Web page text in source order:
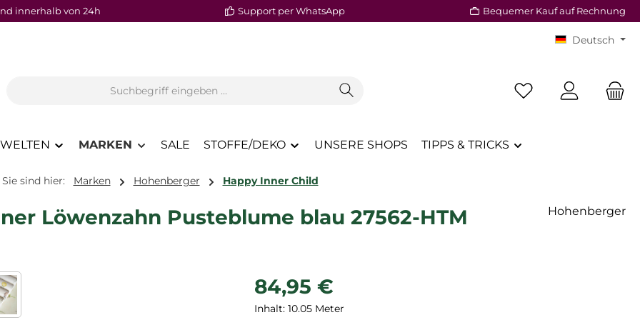
innerhalb von 24h Support per WhatsApp Bequemer Kauf auf Rechnung
Deutsch
Du hast 0 Produkte
MARKEN SALE STOFFE/DEKO UNSERE SHOPS TIPPS & TRICKS
Sie sind hier: Marken Hohenberger Happy Inner Child
Löwenzahn Pusteblume blau 27562-HTM Hohenberger
Regulärer Preis:
84,95 €
Inhalt: 10.05 Meter